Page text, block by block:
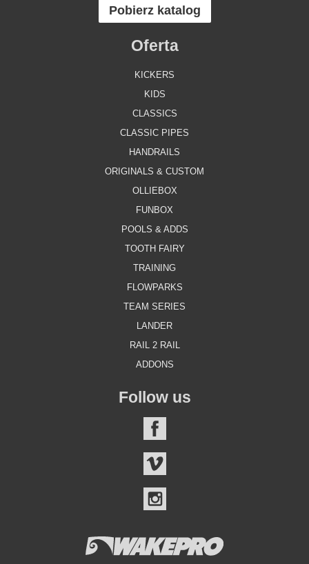
Pobierz katalog
Oferta
KICKERS
KIDS
CLASSICS
CLASSIC PIPES
HANDRAILS
ORIGINALS & CUSTOM
OLLIEBOX
FUNBOX
POOLS & ADDS
TOOTH FAIRY
TRAINING
FLOWPARKS
TEAM SERIES
LANDER
RAIL 2 RAIL
ADDONS
Follow us